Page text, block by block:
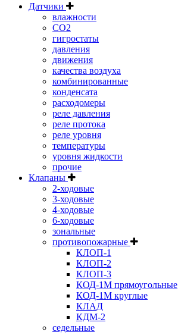
Датчики
влажности
CO2
гигростаты
давления
движения
качества воздуха
комбинированные
конденсата
расходомеры
реле давления
реле протока
реле уровня
температуры
уровня жидкости
прочие
Клапаны
2-ходовые
3-ходовые
4-ходовые
6-ходовые
зональные
противопожарные
КЛОП-1
КЛОП-2
КЛОП-3
КОД-1М прямоугольные
КОД-1М круглые
КЛАД
КДМ-2
седельные